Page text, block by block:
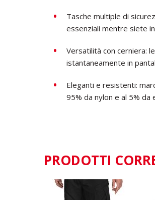
Tasche multiple di
essenziali mentre siete
Versatilità con cerniera:
istantaneamente in
Eleganti e resistenti:
95% da nylon e al 5% da
PRODOTTI